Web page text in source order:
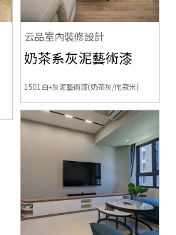
云品室內裝修設計
奶茶系灰泥藝術漆
1501白+灰泥藝術漆(奶茶灰/侘寂米)